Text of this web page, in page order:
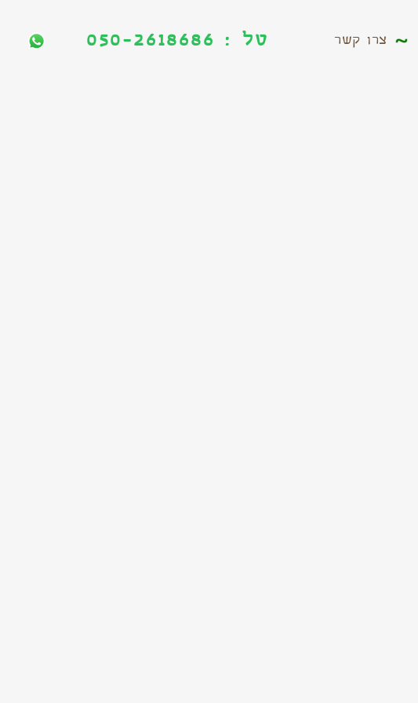
צרו קשר טל : 050-2618686 צרו קשר טל : 050-2618686